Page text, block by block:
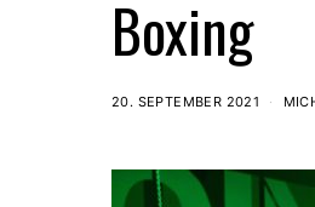
Boxing
20. SEPTEMBER 2021